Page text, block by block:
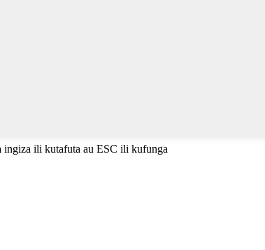
ingiza ili kutafuta au ESC ili kufunga